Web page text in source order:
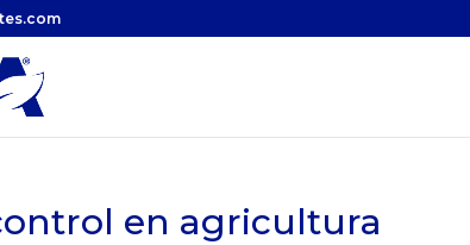
en agricultura